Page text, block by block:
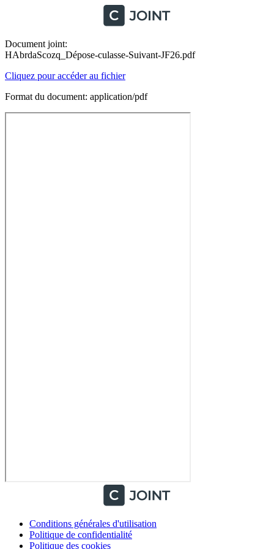
Document joint:
HAbrdaScozq_Dépose-culasse-Suivant-JF26.pdf
Cliquez pour accéder au fichier
Format du document: application/pdf
Conditions générales d'utilisation
Politique de confidentialité
Politique des cookies